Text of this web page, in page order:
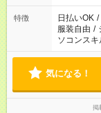
特徴 日払いOK /
服装自由 /
ソコンス
気になる！
掲